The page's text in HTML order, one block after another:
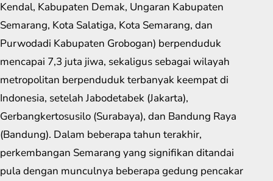
Kendal, Kabupaten Demak, Ungaran Kabupaten
Semarang, Kota Salatiga, Kota Semarang, dan
Purwodadi Kabupaten Grobogan) berpenduduk
mencapai 7,3 juta jiwa, sekaligus sebagai wilayah
metropolitan berpenduduk terbanyak keempat di
Indonesia, setelah Jabodetabek (Jakarta),
Gerbangkertosusilo (Surabaya), dan Bandung Raya
(Bandung). Dalam beberapa tahun terakhir,
perkembangan Semarang yang signifikan ditandai
pula dengan munculnya beberapa gedung pencakar